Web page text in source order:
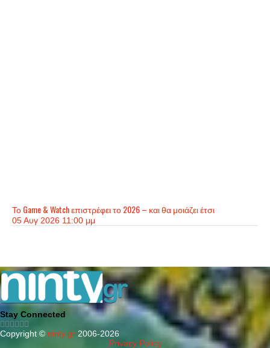
Το Game & Watch επιστρέφει το 2026 – και θα μοιάζει έτσι
05 Αυγ 2026 11:00 μμ
Stay Connected
Copyright © ninty.gr 2006-2026
Privacy Policy